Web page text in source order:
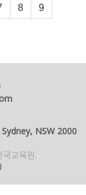
8 9
NSW 2000
교육원.